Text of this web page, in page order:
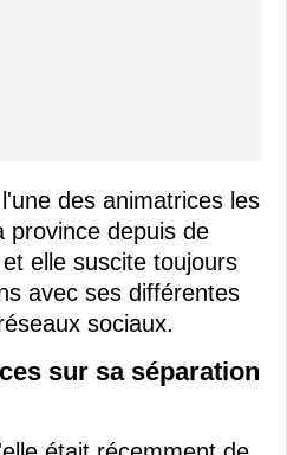
des animatrices les
province depuis de
elle suscite toujours
avec ses différentes
sociaux.
sur sa séparation